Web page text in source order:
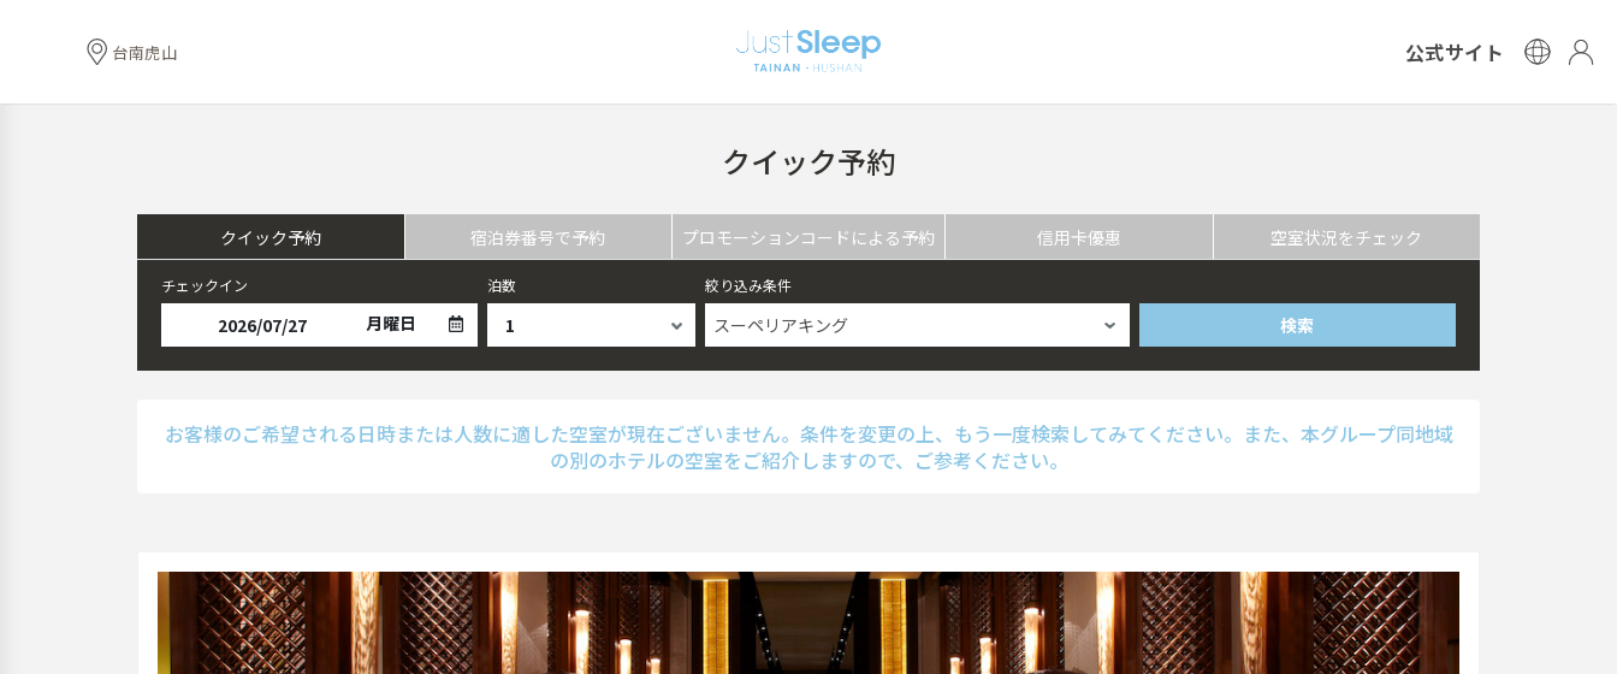
台南虎山 公式サイト
クイック予約
クイック予約 宿泊券番号で予約 プロモーションコードによる予約 信用卡優惠 空室状況をチェック
チェックイン
月曜日
泊数 絞り込み条件
スーペリアキング 検索
お客様のご希望される日時または人数に適した空室が現在ございません。条件を変更の上、もう一度検索してみてください。また、本グループ同地域
の別のホテルの空室をご紹介しますので、ご参考ください。